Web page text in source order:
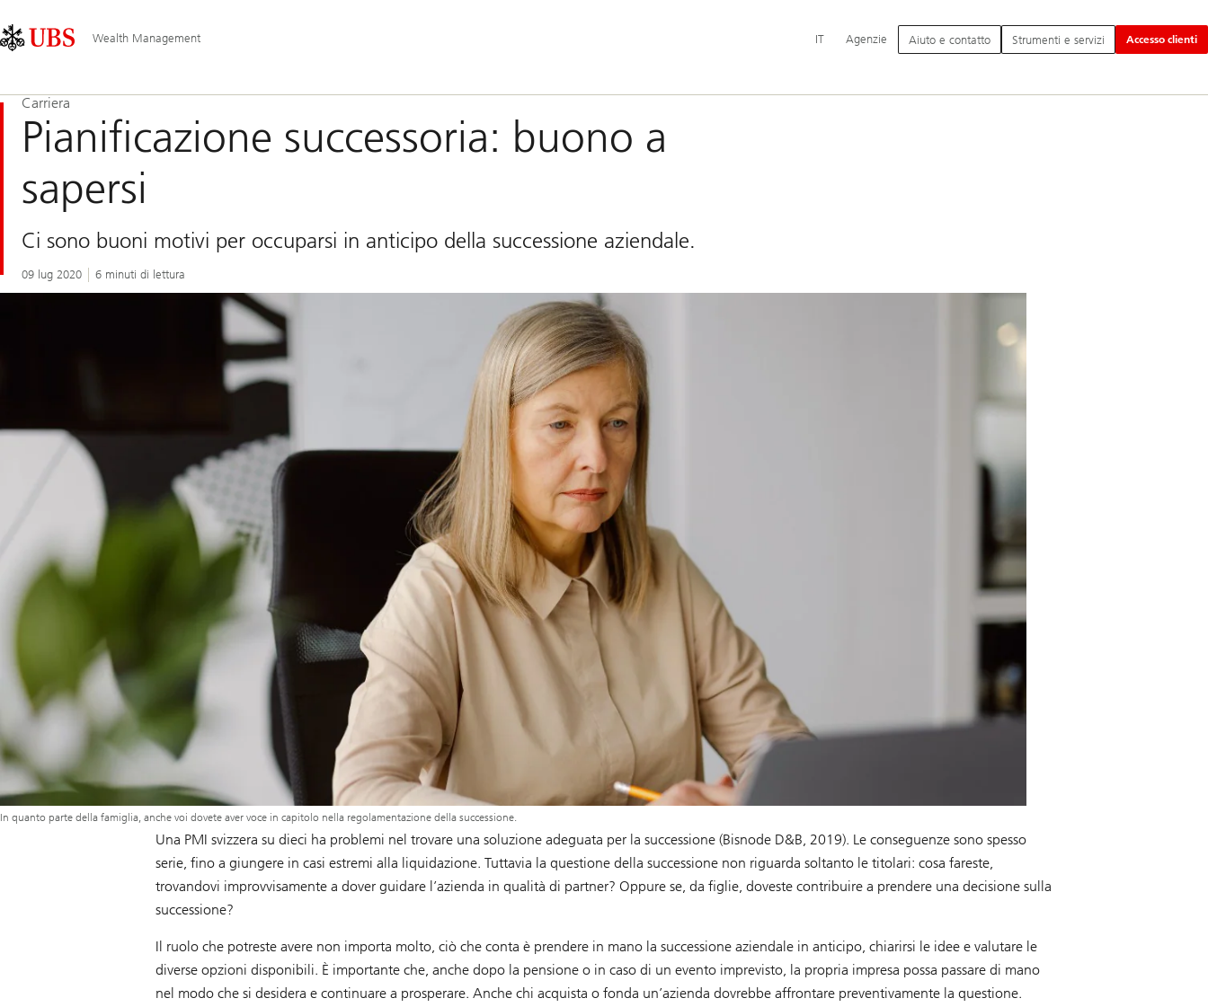
Area
principale
Wealth Management
principale
IT Agenzie Aiuto e contatto Strumenti e servizi Accesso clienti
Carriera
Pianificazione successoria: buono a
sapersi
Ci sono buoni motivi per occuparsi in anticipo della successione aziendale.
09 lug 2020 6 minuti di lettura
In quanto parte della famiglia, anche voi dovete aver voce in capitolo nella regolamentazione della successione.
Una PMI svizzera su dieci ha problemi nel trovare una soluzione adeguata per la successione (Bisnode D&B, 2019). Le conseguenze sono spesso
serie, fino a giungere in casi estremi alla liquidazione. Tuttavia la questione della successione non riguarda soltanto le titolari: cosa fareste,
trovandovi improvvisamente a dover guidare l’azienda in qualità di partner? Oppure se, da figlie, doveste contribuire a prendere una decisione sulla
successione?
Il ruolo che potreste avere non importa molto, ciò che conta è prendere in mano la successione aziendale in anticipo, chiarirsi le idee e valutare le
diverse opzioni disponibili. È importante che, anche dopo la pensione o in caso di un evento imprevisto, la propria impresa possa passare di mano
nel modo che si desidera e continuare a prosperare. Anche chi acquista o fonda un’azienda dovrebbe affrontare preventivamente la questione.